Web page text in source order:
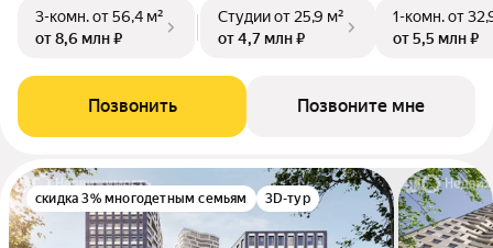
3-комн.от 56,4 м²
от 8,6 млн ₽
Студииот 25,9 м²
от 4,7 млн ₽
1-комн.от
от 5,5 млн ₽
Позвонить Позвоните мне
скидка 3% многодетным семьям 3D-тур